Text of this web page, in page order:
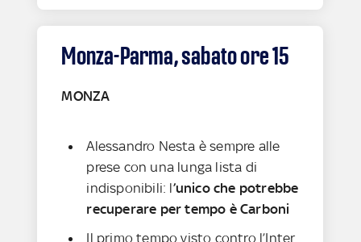
Monza-Parma, sabato ore 15
MONZA
Alessandro Nesta è sempre alle
prese con una lunga lista di
indisponibili: l’unico che potrebbe
recuperare per tempo è Carboni
Il primo tempo visto contro l’Inter